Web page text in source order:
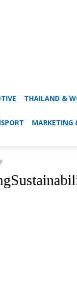
THAILAND &
MARKETING